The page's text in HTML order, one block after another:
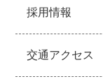
採用情報
交通アクセス